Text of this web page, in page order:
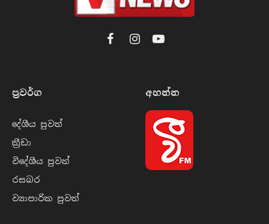
FacebookInstagramYouTube
ප්‍රවර්​ග
දේශීය පුව​ත්
ක්‍රී​ඩා
විදේශීය පුව​ත්
රසබ​ර
ව්‍යාපාරික පුව​ත්
අහන්​න